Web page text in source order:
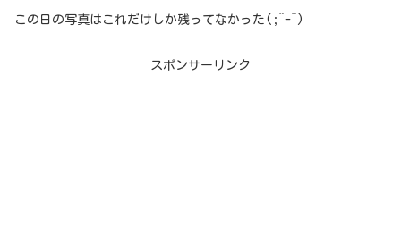
この日の写真はこれだけしか残ってなかった(;^-^)
スポンサーリンク